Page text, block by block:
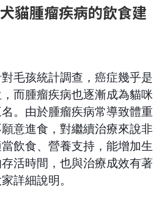
貓腫瘤疾病的飲食建
毛孩統計調查，癌症幾乎是
而腫瘤疾病也逐漸成為貓咪
。由於腫瘤疾病常導致體重
意進食，對繼續治療來說非
飲食、營養支持，能增加生
活時間，也與治療成效有著
詳細說明。